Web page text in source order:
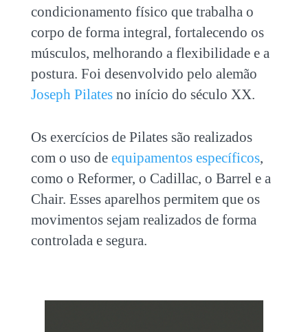
condicionamento físico que trabalha o
corpo de forma integral, fortalecendo os
músculos, melhorando a flexibilidade e a
postura. Foi desenvolvido pelo alemão
Joseph Pilatesno início do século XX.
Os exercícios de Pilates são realizados
com o uso de equipamentos específicos,
como o Reformer, o Cadillac, o Barrel e a
Chair. Esses aparelhos permitem que os
movimentos sejam realizados de forma
controlada e segura.